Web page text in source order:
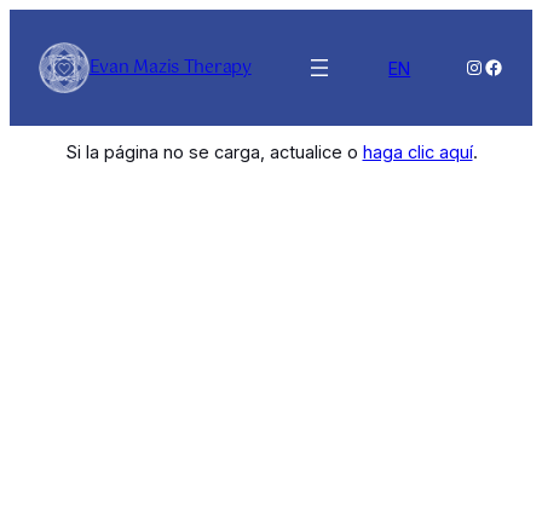
contenidoEvan Mazis Therapy EN
Si la página no se carga, actualice o haga clic aquí.